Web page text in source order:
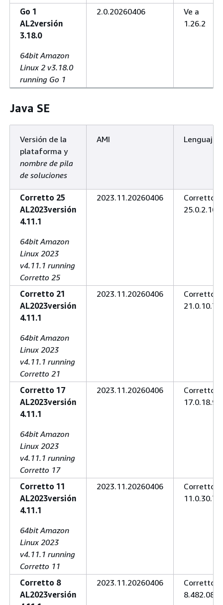
Go 1
AL2versión
3.18.0
64bit Amazon
Linux 2 v3.18.0
running Go 1
2.0.20260406
Ve a
1.26.2
Java SE
Versión de la
plataforma y
nombre de pila
de soluciones
AMI Lenguaje
Corretto 25
AL2023versión
4.11.1
64bit Amazon
Linux 2023
v4.11.1 running
Corretto 25
2023.11.20260406
Corretto
25.0.2.10.1
Corretto 21
AL2023versión
4.11.1
64bit Amazon
Linux 2023
v4.11.1 running
Corretto 21
2023.11.20260406
Corretto
21.0.10.7.1
Corretto 17
AL2023versión
4.11.1
64bit Amazon
Linux 2023
v4.11.1 running
Corretto 17
2023.11.20260406
Corretto
17.0.18.9.1
Corretto 11
AL2023versión
4.11.1
64bit Amazon
Linux 2023
v4.11.1 running
Corretto 11
2023.11.20260406
Corretto
11.0.30.7.1
Corretto 8
AL2023versión
2023.11.20260406
Corretto
8.482.08.1